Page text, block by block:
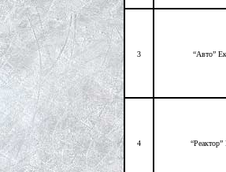
3 “Авто”
4